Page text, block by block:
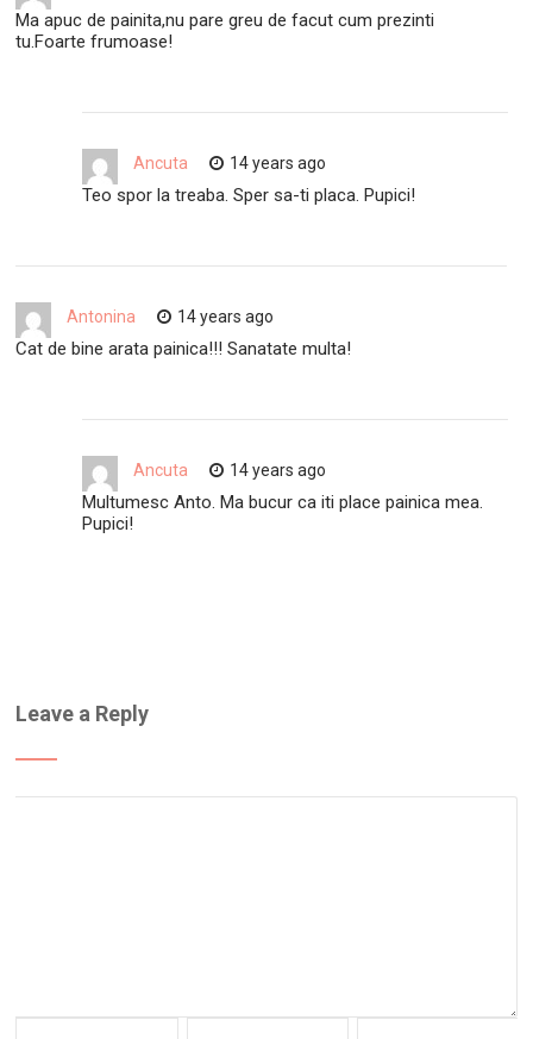
Ma apuc de painita,nu pare greu de facut cum prezinti
tu.Foarte frumoase!
Ancuta 14 years ago
Teo spor la treaba. Sper sa-ti placa. Pupici!
Antonina 14 years ago
Cat de bine arata painica!!! Sanatate multa!
Ancuta 14 years ago
Multumesc Anto. Ma bucur ca iti place painica mea.
Pupici!
Leave a Reply